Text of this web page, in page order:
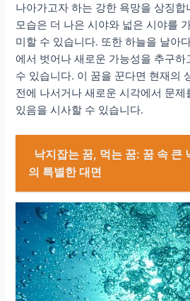
나아가고자 하는 강한 욕망을 상징합
모습은 더 나은 시야와 넓은 시야를
미할 수 있습니다. 또한 하늘을 날아
에서 벗어나 새로운 가능성을 추구하
수 있습니다. 이 꿈을 꾼다면 현재의
전에 나서거나 새로운 시각에서 문
있음을 시사할 수 있습니다.
낙지잡는 꿈, 먹는 꿈: 꿈 속 큰
의 특별한 대면